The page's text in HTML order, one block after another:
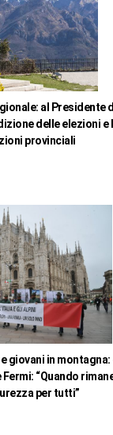
al Presidente
delle elezioni e
provinciali
giovani in
“Quando
per tutti”